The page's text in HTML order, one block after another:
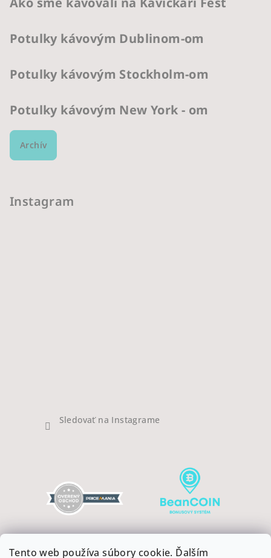
Tento web používa súbory cookie. Ďalším
Potulky kávovým Dublinom-om
Potulky kávovým Stockholm-om
Potulky kávovým New York - om
Archív
Instagram
Sledovať na Instagrame